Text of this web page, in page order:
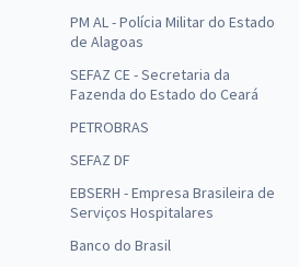
PM AL - Polícia Militar do Estado
de Alagoas
SEFAZ CE - Secretaria da
Fazenda do Estado do Ceará
PETROBRAS
SEFAZ DF
EBSERH - Empresa Brasileira de
Serviços Hospitalares
Banco do Brasil